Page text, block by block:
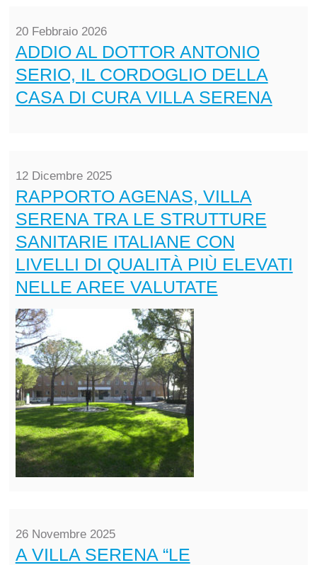
20 Febbraio 2026
ADDIO AL DOTTOR ANTONIO
SERIO, IL CORDOGLIO DELLA
CASA DI CURA VILLA SERENA
12 Dicembre 2025
RAPPORTO AGENAS, VILLA
SERENA TRA LE STRUTTURE
SANITARIE ITALIANE CON
LIVELLI DI QUALITÀ PIÙ ELEVATI
NELLE AREE VALUTATE
26 Novembre 2025
A VILLA SERENA “LE